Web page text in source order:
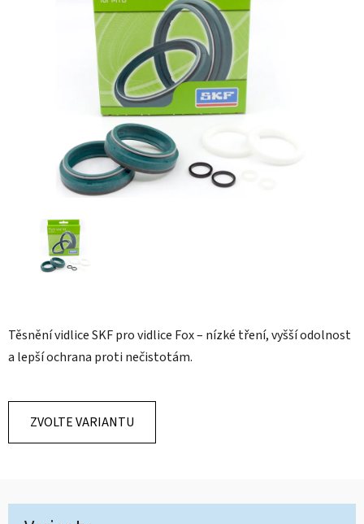
Těsnění vidlice SKF pro vidlice Fox – nízké tření, vyšší odolnost
a lepší ochrana proti nečistotám.
ZVOLTE VARIANTU